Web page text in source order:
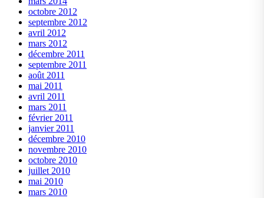
octobre 2012
septembre 2012
avril 2012
mars 2012
décembre 2011
septembre 2011
août 2011
mai 2011
avril 2011
mars 2011
février 2011
janvier 2011
décembre 2010
novembre 2010
octobre 2010
juillet 2010
mai 2010
mars 2010